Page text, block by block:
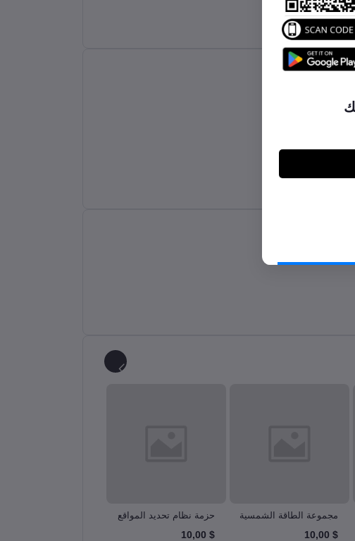
مجموعة الطاقة الشمسية
$ 10,00
حزمة نظام تحديد المواقع
$ 10,00